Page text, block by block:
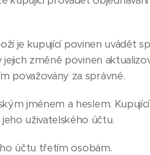
je kupující povinen uvádět
změně povinen
považovány za správné.
jménem a heslem.
uživatelského účtu.
účtu třetím osobám.